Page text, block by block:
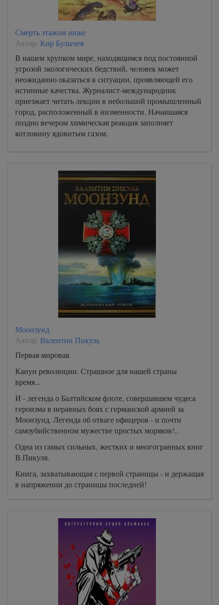
Смерть этажом ниже
Автор: Кир Булычев
В нашем хрупком мире, находящимся под постоянной
угрозой экологических бедствий, человек может
неожиданно оказаться в ситуации, проявляющей его
истинные качества. Журналист-международник
приезжает читать лекции в небольшой промышленный
город, расположенный в низменности. Начавшаяся
поздно вечером химическая реакция заполняет
котловину ядовитым газом.
Моонзунд
Автор: Валентин Пикуль
Первая мировая.
Канун революции. Страшное для нашей страны
время...
И - легенда о Балтийском флоте, совершавшем чудеса
героизма в неравных боях с германской армией за
Моонзунд. Легенда об отваге офицеров - и почти
самоубийственном мужестве простых моряков!..
Одна из самых сильных, жестких и многогранных книг
В.Пикуля.
Книга, захватывающая с первой страницы - и держащая
в напряжении до страницы последней!